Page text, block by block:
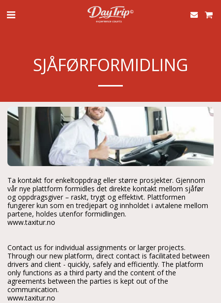
SJÅFØRFORMIDLING
Ta kontakt for enkeltoppdrag eller større prosjekter. Gjennom
vår nye plattform formidles det direkte kontakt mellom sjåfør
og oppdragsgiver – raskt, trygt og effektivt. Plattformen
fungerer kun som en tredjepart og innholdet i avtalene mellom
partene, holdes utenfor formidlingen.
www.taxitur.no
Contact us for individual assignments or larger projects.
Through our new platform, direct contact is facilitated between
drivers and client - quickly, safely and efficiently. The platform
only functions as a third party and the content of the
agreements between the parties is kept out of the
communication.
www.taxitur.no